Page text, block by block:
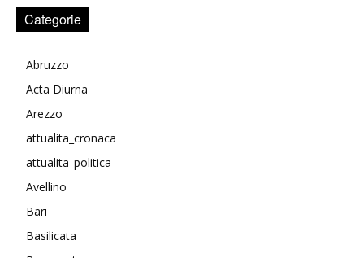
Categorie
Abruzzo
Acta Diurna
Arezzo
attualita_cronaca
attualita_politica
Avellino
Bari
Basilicata